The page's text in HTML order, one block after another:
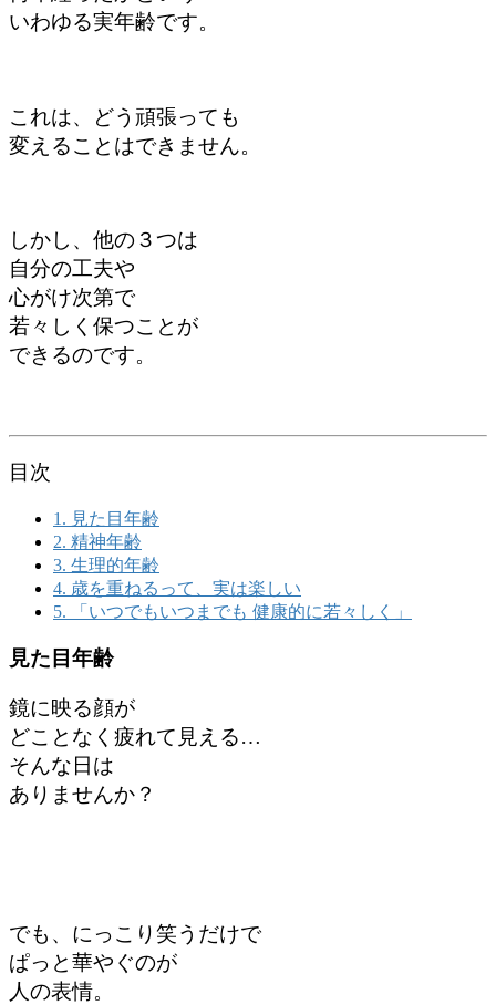
いわゆる実年齢です。
これは、どう頑張っても
変えることはできません。
しかし、他の３つは
自分の工夫や
心がけ次第で
若々しく保つことが
できるのです。
目次
1. 見た目年齢
2. 精神年齢
3. 生理的年齢
4. 歳を重ねるって、実は楽しい
5. 「いつでもいつまでも 健康的に若々しく」
見た目年齢
鏡に映る顔が
どことなく疲れて見える…
そんな日は
ありませんか？
でも、にっこり笑うだけで
ぱっと華やぐのが
人の表情。